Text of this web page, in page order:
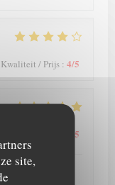
site,
Kwaliteit / Prijs : 4/5
/5